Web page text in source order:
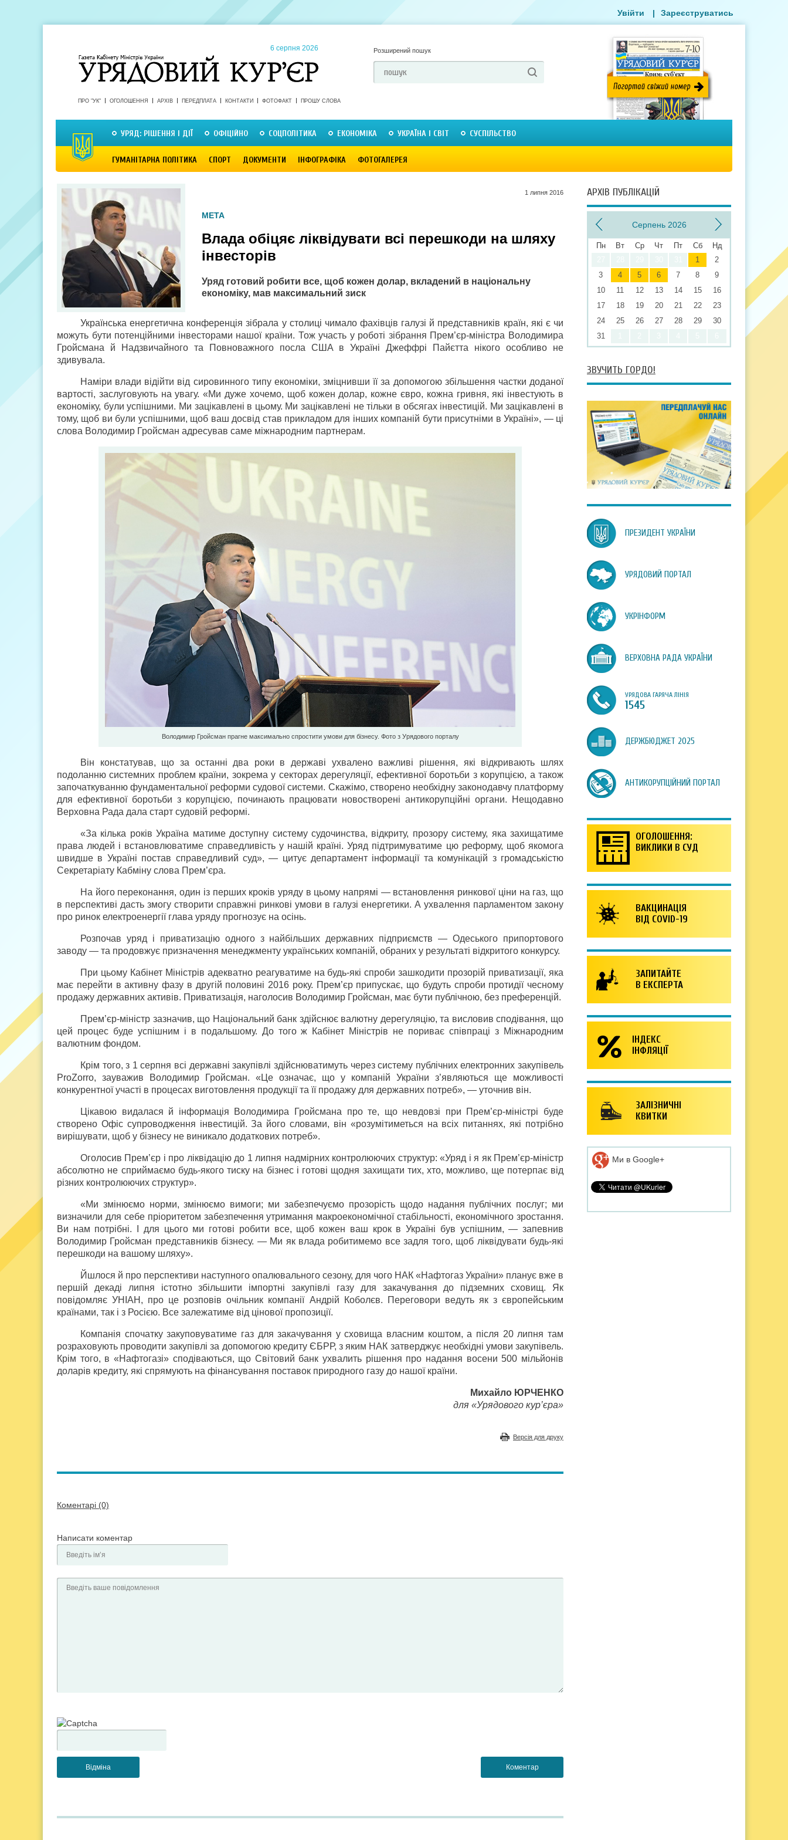
6 серпня 2026 Розширений пошук
ПРО "УК" ОГОЛОШЕННЯ АРХІВ ПЕРЕДПЛАТА КОНТАКТИ ФОТОФАКТ ПРОШУ СЛОВА
УРЯД: РІШЕННЯ І ДІЇ ОФІЦІЙНО СОЦПОЛІТИКА ЕКОНОМІКА УКРАЇНА І СВІТ СУСПІЛЬСТВО
ГУМАНІТАРНА ПОЛІТИКА СПОРТ ДОКУМЕНТИ ІНФОГРАФІКА ФОТОГАЛЕРЕЯ
Увійти | Зареєструватись
1 липня 2016
МЕТА
Влада обіцяє ліквідувати всі перешкоди на шляху
інвесторів
Уряд готовий робити все, щоб кожен долар, вкладений в національну
економіку, мав максимальний зиск
Українська енергетична конференція зібрала у столиці чимало фахівців галузі й представників країн, які є чи
можуть бути потенційними інвесторами нашої країни. Тож участь у роботі зібрання Прем’єр-міністра Володимира
Гройсмана й Надзвичайного та Повноважного посла США в Україні Джеффрі Пайєтта нікого особливо не
здивувала.
Наміри влади відійти від сировинного типу економіки, зміцнивши її за допомогою збільшення частки доданої
вартості, заслуговують на увагу. «Ми дуже хочемо, щоб кожен долар, кожне євро, кожна гривня, які інвестують в
економіку, були успішними. Ми зацікавлені в цьому. Ми зацікавлені не тільки в обсягах інвестицій. Ми зацікавлені в
тому, щоб ви були успішними, щоб ваш досвід став прикладом для інших компаній бути присутніми в Україні», — ці
слова Володимир Гройсман адресував саме міжнародним партнерам.
Володимир Гройсман прагне максимально спростити умови для бізнесу. Фото з Урядового порталу
Він констатував, що за останні два роки в державі ухвалено важливі рішення, які відкривають шлях
подоланню системних проблем країни, зокрема у секторах дерегуляції, ефективної боротьби з корупцією, а також
започаткуванню фундаментальної реформи судової системи. Скажімо, створено необхідну законодавчу платформу
для ефективної боротьби з корупцією, починають працювати новостворені антикорупційні органи. Нещодавно
Верховна Рада дала старт судовій реформі.
«За кілька років Україна матиме доступну систему судочинства, відкриту, прозору систему, яка захищатиме
права людей і встановлюватиме справедливість у нашій країні. Уряд підтримуватиме цю реформу, щоб якомога
швидше в Україні постав справедливий суд», — цитує департамент інформації та комунікацій з громадськістю
Секретаріату Кабміну слова Прем’єра.
На його переконання, один із перших кроків уряду в цьому напрямі — встановлення ринкової ціни на газ, що
в перспективі дасть змогу створити справжні ринкові умови в галузі енергетики. А ухвалення парламентом закону
про ринок електроенергії глава уряду прогнозує на осінь.
Розпочав уряд і приватизацію одного з найбільших державних підприємств — Одеського припортового
заводу — та продовжує призначення менеджменту українських компаній, обраних у результаті відкритого конкурсу.
При цьому Кабінет Міністрів адекватно реагуватиме на будь-які спроби зашкодити прозорій приватизації, яка
має перейти в активну фазу в другій половині 2016 року. Прем’єр припускає, що будуть спроби протидії чесному
продажу державних активів. Приватизація, наголосив Володимир Гройсман, має бути публічною, без преференцій.
Прем’єр-міністр зазначив, що Національний банк здійснює валютну дерегуляцію, та висловив сподівання, що
цей процес буде успішним і в подальшому. До того ж Кабінет Міністрів не пориває співпраці з Міжнародним
валютним фондом.
Крім того, з 1 серпня всі державні закупівлі здійснюватимуть через систему публічних електронних закупівель
ProZorro, зауважив Володимир Гройсман. «Це означає, що у компаній України з’являються ще можливості
конкурентної участі в процесах виготовлення продукції та її продажу для державних потреб», — уточнив він.
Цікавою видалася й інформація Володимира Гройсмана про те, що невдовзі при Прем’єр-міністрі буде
створено Офіс супроводження інвестицій. За його словами, він «розумітиметься на всіх питаннях, які потрібно
вирішувати, щоб у бізнесу не виникало додаткових потреб».
Оголосив Прем’єр і про ліквідацію до 1 липня надмірних контролюючих структур: «Уряд і я як Прем’єр-міністр
абсолютно не сприймаємо будь-якого тиску на бізнес і готові щодня захищати тих, хто, можливо, ще потерпає від
різних контролюючих структур».
«Ми змінюємо норми, змінюємо вимоги; ми забезпечуємо прозорість щодо надання публічних послуг; ми
визначили для себе пріоритетом забезпечення утримання макроекономічної стабільності, економічного зростання.
Ви нам потрібні. І для цього ми готові робити все, щоб кожен ваш крок в Україні був успішним, — запевнив
Володимир Гройсман представників бізнесу. — Ми як влада робитимемо все задля того, щоб ліквідувати будь-які
перешкоди на вашому шляху».
Йшлося й про перспективи наступного опалювального сезону, для чого НАК «Нафтогаз України» планує вже в
першій декаді липня істотно збільшити імпортні закупівлі газу для закачування до підземних сховищ. Як
повідомляє УНІАН, про це розповів очільник компанії Андрій Коболєв. Переговори ведуть як з європейським
країнами, так і з Росією. Все залежатиме від цінової пропозиції.
Компанія спочатку закуповуватиме газ для закачування у сховища власним коштом, а після 20 липня там
розраховують проводити закупівлі за допомогою кредиту ЄБРР, з яким НАК затверджує необхідні умови закупівель.
Крім того, в «Нафтогазі» сподіваються, що Світовий банк ухвалить рішення про надання восени 500 мільйонів
доларів кредиту, які спрямують на фінансування поставок природного газу до нашої країни.
Михайло ЮРЧЕНКО
для «Урядового кур’єра»
Версія для друку
Коментарі (0)
Написати коментар
АРХІВ ПУБЛІКАЦІЙ
Серпень 2026
Пн Вт Ср Чт Пт Сб
Нд
1
2
3
4 5 6 7 8
9
10
11 12 13 14 15
16
17
18 19 20 21 22
23
24
25 26 27 28 29
30
31
ЗВУЧИТЬ ГОРДО!
ПРЕЗИДЕНТ УКРАЇНИ
УРЯДОВИЙ ПОРТАЛ
УКРІНФОРМ
ВЕРХОВНА РАДА УКРАЇНИ
УРЯДОВА ГАРЯЧА ЛІНІЯ
1545
ДЕРЖБЮДЖЕТ 2025
АНТИКОРУПЦІЙНИЙ ПОРТАЛ
ОГОЛОШЕННЯ:
ВИКЛИКИ В СУД
ВАКЦИНАЦІЯ
ВІД COVID-19
ЗАПИТАЙТЕ
В ЕКСПЕРТА
ІНДЕКС
ІНФЛЯЦІЇ
ЗАЛІЗНИЧНІ
КВИТКИ
Ми в Google+